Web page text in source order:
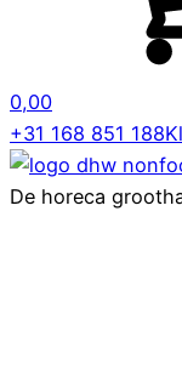
0,00
+31 168 851 188
De horeca